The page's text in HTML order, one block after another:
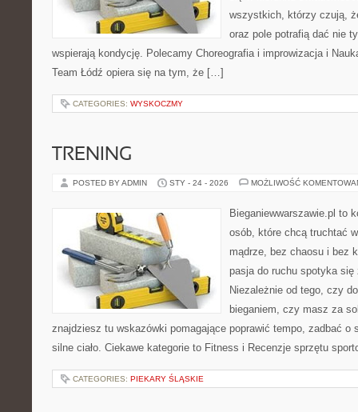
wszystkich, którzy czują,
oraz pole potrafią dać nie
wspierają kondycję. Polecamy Choreografia i improwizacja i
Team Łódź opiera się na tym, że […]
CATEGORIES: WYSKOCZMY
TRENING
POSTED BY ADMIN STY - 24 - 2026 MOŻLIWOŚĆ
Bieganiewwarszawie.pl to
osób, które chcą truchtać
mądrze, bez chaosu i bez
pasja do ruchu spotyka
Niezależnie od tego, czy
bieganiem, czy masz za
znajdziesz tu wskazówki pomagające poprawić tempo, zadbać o
silne ciało. Ciekawe kategorie to Fitness i Recenzje sprzętu
CATEGORIES: PIEKARY ŚLĄSKIE